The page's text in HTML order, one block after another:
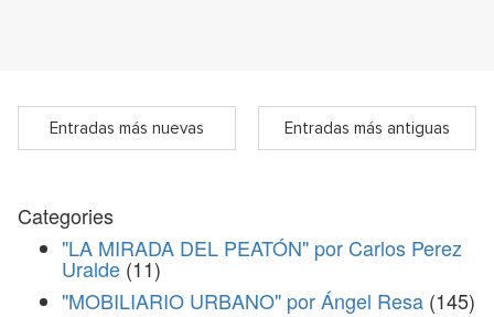
Entradas más nuevas Entradas más antiguas
Categories
"LA MIRADA DEL PEATÓN" por Carlos Perez
Uralde (11)
"MOBILIARIO URBANO" por Ángel Resa (145)